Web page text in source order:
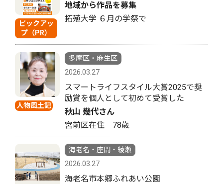
ピックアッ
プ（PR）
地域から作品を募集
拓殖大学 ６月の学祭で
人物風土記
多摩区・麻生区
2026.03.27
スマートライフスタイル大賞2025で奨
励賞を個人として初めて受賞した
秋山 幾代さん
宮前区在住 78歳
海老名・座間・綾瀬
2026.03.27
海老名市本郷ふれあい公園